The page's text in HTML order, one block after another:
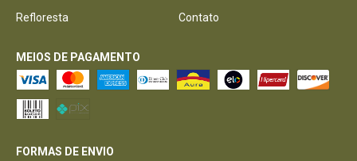
Refloresta Contato
MEIOS DE PAGAMENTO
FORMAS DE ENVIO